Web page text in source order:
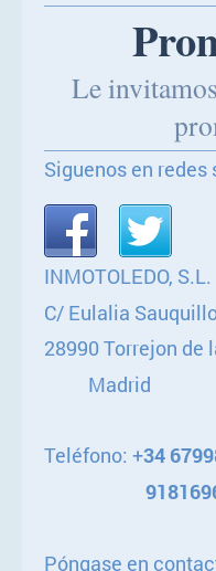
Le
Siguenos en redes
INMOTOLEDO, S.L.
C/ Eulalia
28990 Torrejon de
Madrid
Teléfono: +34
Póngase en